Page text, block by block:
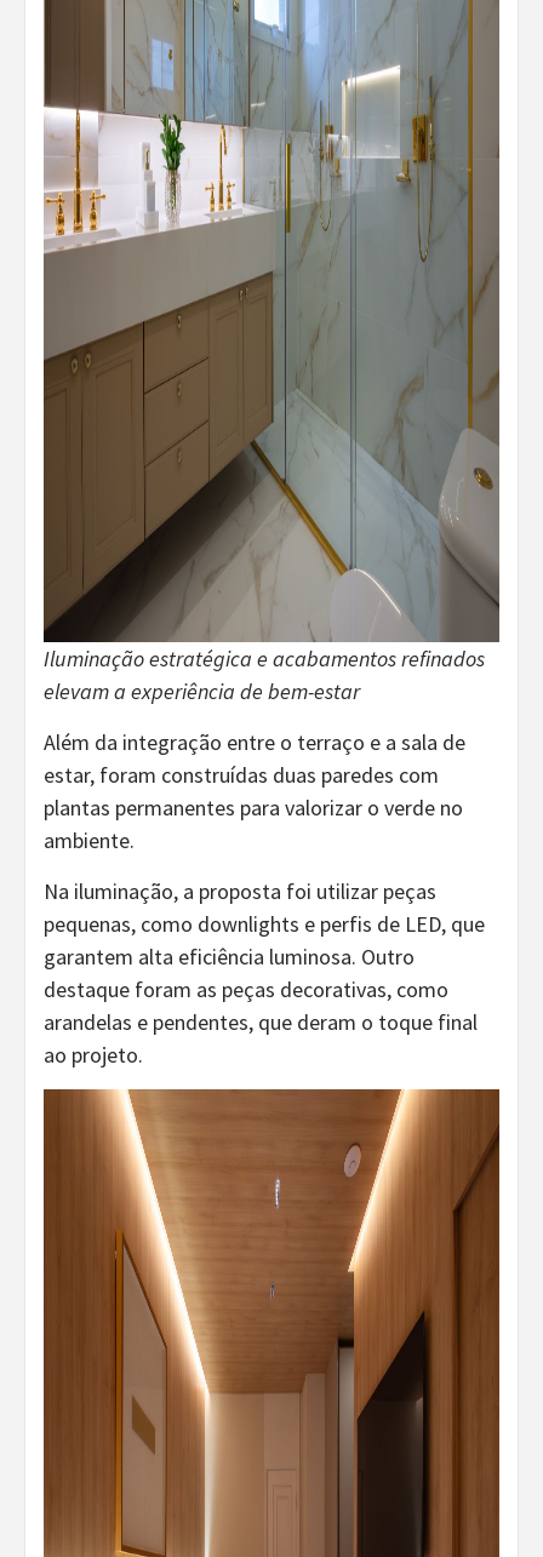
Iluminação estratégica e acabamentos refinados
elevam a experiência de bem-estar
Além da integração entre o terraço e a sala de
estar, foram construídas duas paredes com
plantas permanentes para valorizar o verde no
ambiente.
Na iluminação, a proposta foi utilizar peças
pequenas, como downlights e perfis de LED, que
garantem alta eficiência luminosa. Outro
destaque foram as peças decorativas, como
arandelas e pendentes, que deram o toque final
ao projeto.